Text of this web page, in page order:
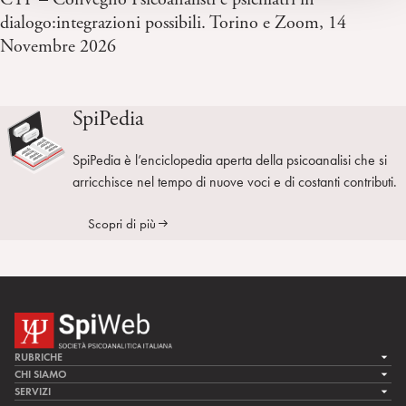
dialogo:integrazioni possibili. Torino e Zoom, 14
Novembre 2026
SpiPedia
SpiPedia è l’enciclopedia aperta della psicoanalisi che si
arricchisce nel tempo di nuove voci e di costanti contributi.
Scopri di più
RUBRICHE
LA CURA
CHI SIAMO
LA SPI
SERVIZI